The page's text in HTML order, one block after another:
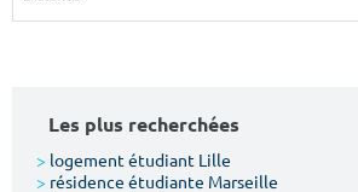
Surface min Surface
Type de location
Les plus recherchées
> logement étudiant Lille
> résidence étudiante Marseille